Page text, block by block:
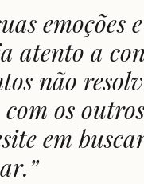
emoções
atento a
não
os
em
”